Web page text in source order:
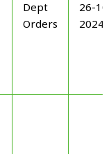
Dept
Orders
26-
2024